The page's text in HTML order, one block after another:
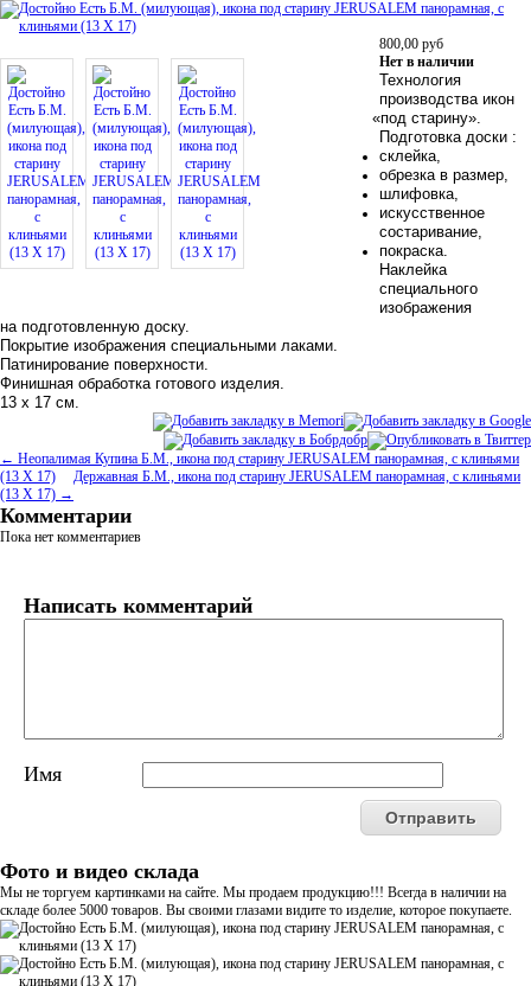
800,00 руб
Нет в наличии
Технология
производства икон
«под старину».
Подготовка доски :
склейка,
обрезка в размер,
шлифовка,
искусственное
состаривание,
покраска.
Наклейка
специального
изображения
на подготовленную доску.
Покрытие изображения специальными лаками.
Патинирование поверхности.
Финишная обработка готового изделия.
13 х 17 см.
← Неопалимая Купина Б.М., икона под старину JERUSALEM панорамная, с клиньями
(13 Х 17)
Державная Б.М., икона под старину JERUSALEM панорамная, с клиньями
(13 Х 17) →
Комментарии
Пока нет комментариев
Написать комментарий
Имя
Фото и видео склада
Мы не торгуем картинками на сайте. Мы продаем продукцию!!! Всегда в наличии на
складе более 5000 товаров. Вы своими глазами видите то изделие, которое покупаете.